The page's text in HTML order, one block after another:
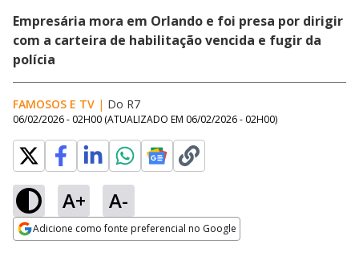
Empresária mora em Orlando e foi presa por dirigir
com a carteira de habilitação vencida e fugir da
polícia
FAMOSOS E TV | Do R7
06/02/2026 - 02H00 (ATUALIZADO EM 06/02/2026 - 02H00)
A+ A-
Adicione como fonte preferencial no Google